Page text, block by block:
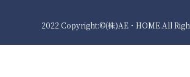
2022 Copyright:©(株)AE・HOME.All